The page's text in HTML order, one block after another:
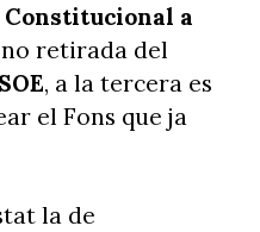
a
retirada del
, a la tercera es
el Fons que ja
la de